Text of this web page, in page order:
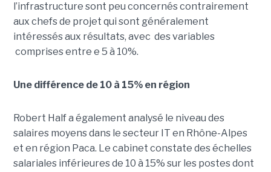
l’infrastructure sont peu concernés contrairement
aux chefs de projet qui sont généralement
intéressés aux résultats, avec des variables
comprises entre e 5 à 10%.
Une différence de 10 à 15% en région
Robert Half a également analysé le niveau des
salaires moyens dans le secteur IT en Rhône-Alpes
et en région Paca. Le cabinet constate des échelles
salariales inférieures de 10 à 15% sur les postes dont